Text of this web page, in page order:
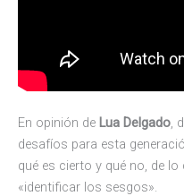
En opinión de Lua Delgado ,
desafíos para esta
qué es cierto y qué no, de
«identificar los sesgos».